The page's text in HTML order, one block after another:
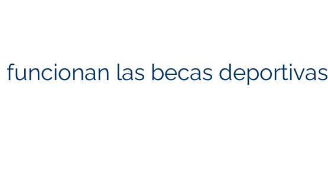
las becas deportivas